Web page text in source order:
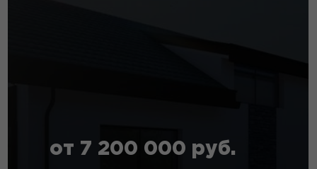
от 7 200 000 руб.